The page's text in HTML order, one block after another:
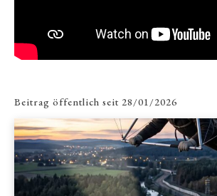
Beitrag öffentlich seit 28/01/2026